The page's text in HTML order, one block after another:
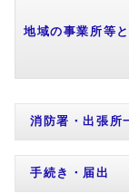
地域の事業所等
消防署・出張所
手続き・届出